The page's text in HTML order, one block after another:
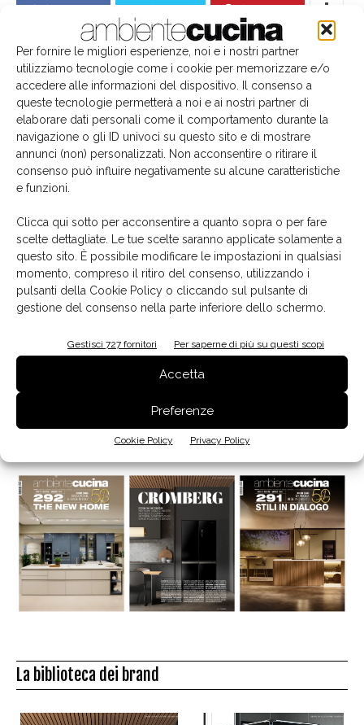
Per fornire le migliori esperienze, noi e i nostri partner
utilizziamo tecnologie come i cookie per memorizzare e/o
accedere alle informazioni del dispositivo. Il consenso a
queste tecnologie permetterà a noi e ai nostri partner di
elaborare dati personali come il comportamento durante la
navigazione o gli ID univoci su questo sito e di mostrare
annunci (non) personalizzati. Non acconsentire o ritirare il
consenso può influire negativamente su alcune caratteristiche
e funzioni.
Clicca qui sotto per acconsentire a quanto sopra o per fare
scelte dettagliate. Le tue scelte saranno applicate solamente a
questo sito. È possibile modificare le impostazioni in qualsiasi
momento, compreso il ritiro del consenso, utilizzando i
pulsanti della Cookie Policy o cliccando sul pulsante di
gestione del consenso nella parte inferiore dello schermo.
Gestisci 727 fornitori Per saperne di più su questi scopi
Accetta
Preferenze
Cookie Policy Privacy Policy
Articoli correlati Dello stesso autore
Colombini Group firma per l’acquisizione del
70% di Snaidero Group
Carlo Ratti, al di là dei confini
Marmomac lancia il premio “Eccellenze
sostenibili”
La biblioteca dei brand